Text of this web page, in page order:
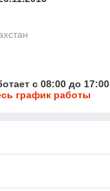
с 08:00 до 17:00
график работы